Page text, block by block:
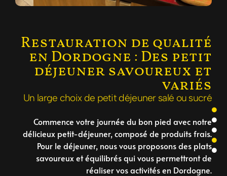
Restauration de qualité
en Dordogne : Des petit
déjeuner savoureux et
variés
Un large choix de petit déjeuner salé ou sucré
Commence votre journée du bon pied avec notre
délicieux petit-déjeuner, composé de produits frais.
Pour le déjeuner, nous vous proposons des plats
savoureux et équilibrés qui vous permettront de
réaliser vos activités en Dordogne.
Buffet